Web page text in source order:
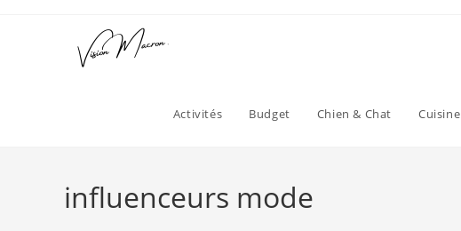
Activités Budget Chien & Chat Cuisine
influenceurs mode